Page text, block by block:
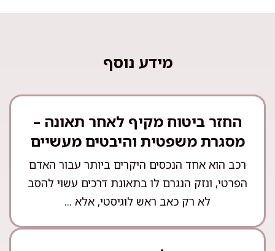
מידע נוסף
החזר ביטוח מקיף לאחר תאונה –
מסגרת משפטית והיבטים מעשיים
רכב הוא אחד הנכסים היקרים ביותר עבור האדם
הפרטי, ונזק הנגרם לו בתאונת דרכים עשוי להסב
לא רק כאב ראש לוגיסטי, אלא ...